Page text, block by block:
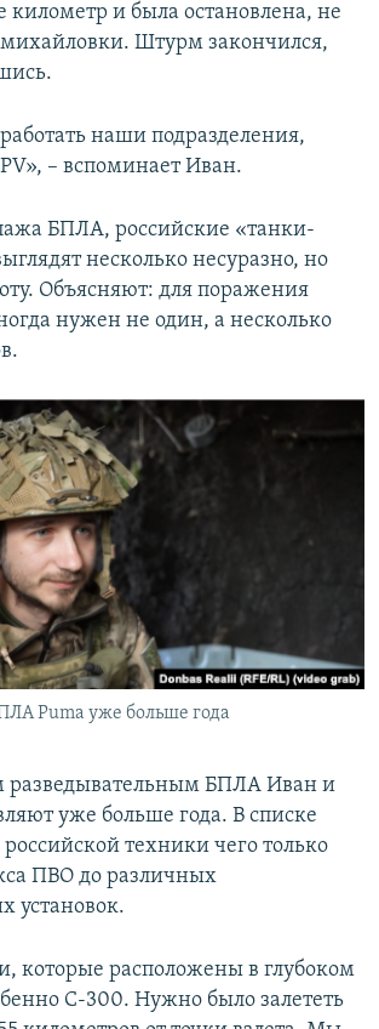
километр и была остановлена, не
Штурм закончился,
наши подразделения,
– вспоминает Иван.
БПЛА, российские «танки-
несколько несуразно, но
Объясняют: для поражения
нужен не один, а несколько
Puma уже больше года
БПЛА Иван и
уже больше года. В списке
техники чего только
ПВО до различных
установок.
которые расположены в глубоком
С-300. Нужно было залететь